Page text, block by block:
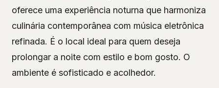
oferece uma experiência noturna que harmoniza
culinária contemporânea com música eletrônica
refinada. É o local ideal para quem deseja
prolongar a noite com estilo e bom gosto. O
ambiente é sofisticado e acolhedor.